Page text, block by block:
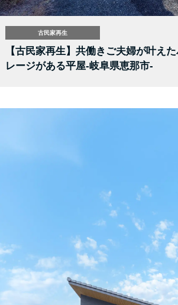
古民家再生
【古民家再生】共働きご夫婦が叶え
レージがある平屋-岐阜県恵那市-